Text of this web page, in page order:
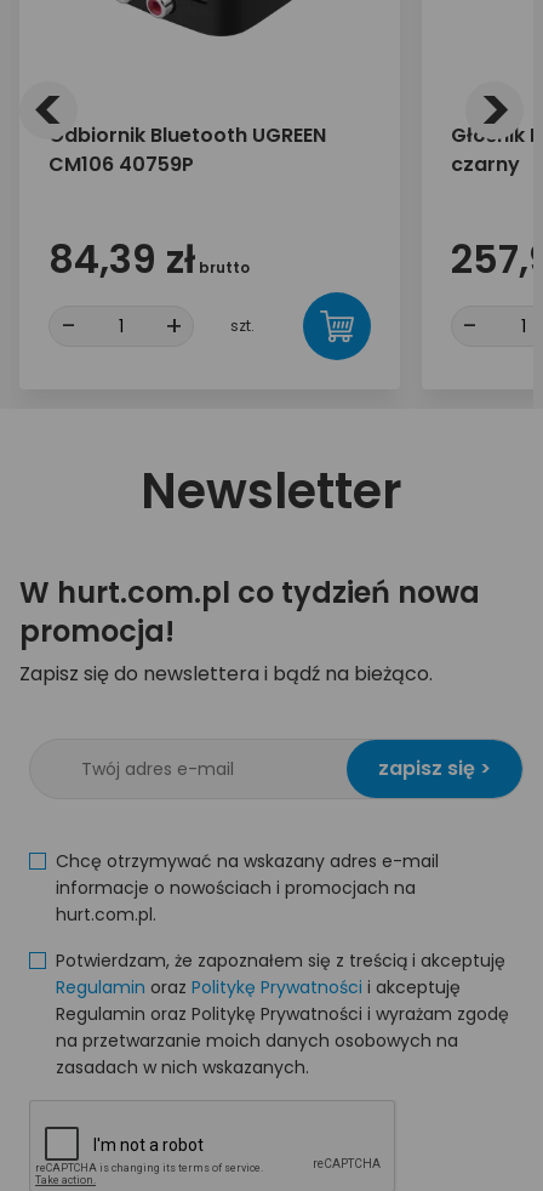
Odbiornik Bluetooth UGREEN
CM106 40759P
84,39 zł brutto
- + szt.
Głośnik
czarny
-
< >
Newsletter
W hurt.com.pl co tydzień nowa
promocja!
Zapisz się do newslettera i bądź na bieżąco.
zapisz się >
Chcę otrzymywać na wskazany adres e-mail
informacje o nowościach i promocjach na
hurt.com.pl.
Potwierdzam, że zapoznałem się z treścią i akceptuję
Regulamin oraz Politykę Prywatności i akceptuję
Regulamin oraz Politykę Prywatności i wyrażam zgodę
na przetwarzanie moich danych osobowych na
zasadach w nich wskazanych.